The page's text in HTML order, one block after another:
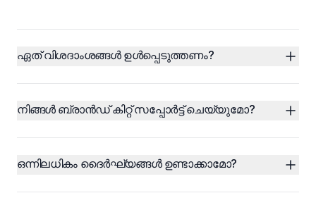
ഏത് വിശദാംശങ്ങൾ ഉൾപ്പെടുത്തണം?
നിങ്ങൾ ബ്രാൻഡ് കിറ്റ്‌ സപ്പോർട്ട് ചെയ്യുമോ?
ഒന്നിലധികം ദൈർഘ്യങ്ങൾ ഉണ്ടാക്കാമോ?